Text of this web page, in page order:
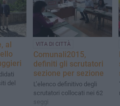
al
del
VITA DI CITTÀ
Comunali2015,
definiti gli scrutatori
sezione per sezione
L’elenco definitivo degli
scrutatori collocati nei 62
seggi